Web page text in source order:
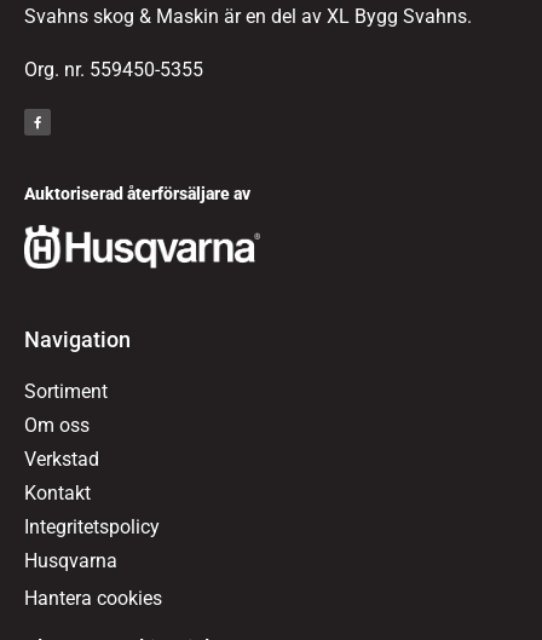
Svahns skog & Maskin är en del av XL Bygg Svahns.
Org. nr. 559450-5355
Auktoriserad återförsäljare av
Navigation
Sortiment
Om oss
Verkstad
Kontakt
Integritetspolicy
Husqvarna
Hantera cookies